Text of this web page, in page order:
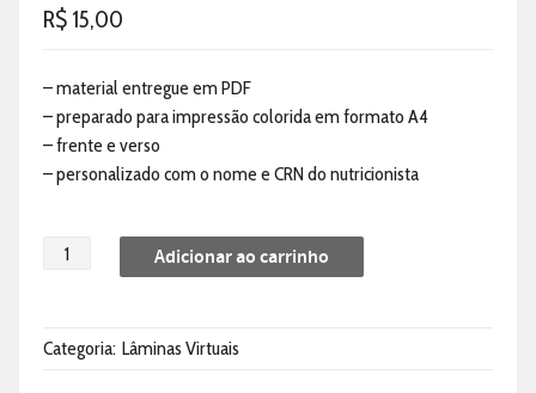
R$ 15,00
– material entregue em PDF
– preparado para impressão colorida em formato A4
– frente e verso
– personalizado com o nome e CRN do nutricionista
Adicionar ao carrinho
Categoria: Lâminas Virtuais